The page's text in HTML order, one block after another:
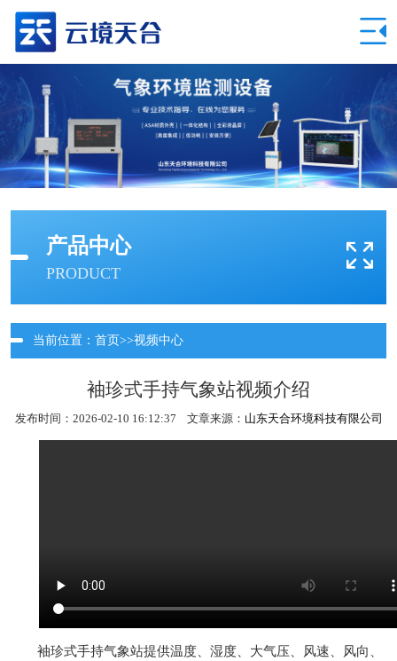
产品中心
PRODUCT
当前位置： 首页>>视频中心
袖珍式手持气象站视频介绍
发布时间：2026-02-10 16:12:37 文章来源： 山东天合环境科技有限公司
袖珍式手持气象站提供温度、湿度、大气压、风速、风向、